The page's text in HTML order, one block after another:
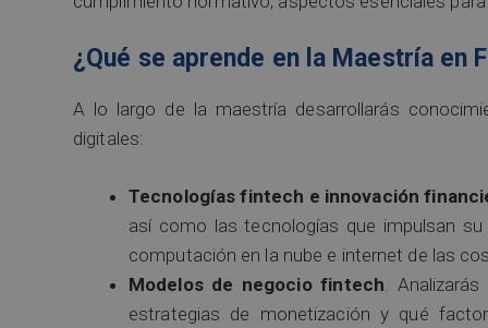
¿Qué se aprende en la Maestría en
A lo largo de la maestría desarrollarás
digitales:
Tecnologías fintech e innovación
así como las tecnologías que impulsan su
computación en la nube e internet de las
Modelos de negocio fintech .
estrategias de monetización y qué